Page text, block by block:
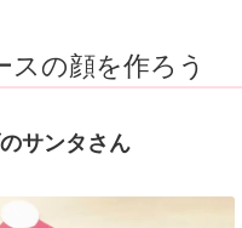
の顔を作ろう
サンタさん